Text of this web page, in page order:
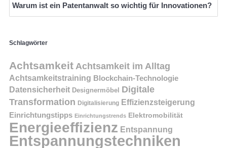
Warum ist ein Patentanwalt so wichtig für Innovationen?
Schlagwörter
Achtsamkeit Achtsamkeit im Alltag
Achtsamkeitstraining Blockchain-Technologie
Datensicherheit Designermöbel
Digitale
Transformation Digitalisierung Effizienzsteigerung
Einrichtungstipps Einrichtungstrends Elektromobilität
Energieeffizienz Entspannung
Entspannungstechniken